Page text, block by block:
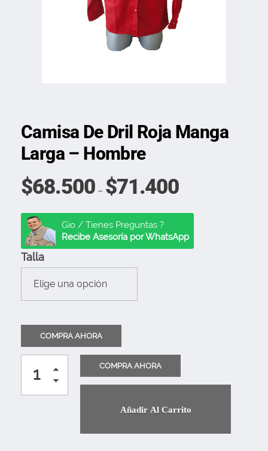
Camisa De Dril Roja Manga
Larga – Hombre
$68.500– $71.400
Gio / Tienes Preguntas ?
Recibe Asesoría por WhatsApp
Talla
Añadir Al Carrito